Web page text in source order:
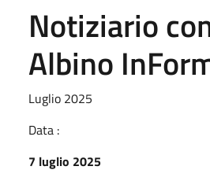
Notiziario
Albino
Luglio 2025
Data :
7 luglio 2025